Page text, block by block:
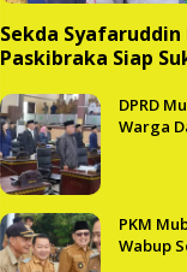
Sekda
Paskibraka Siap
DPRD
Warga
PKM
Wabup